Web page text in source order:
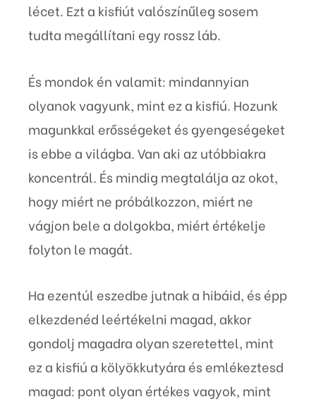
lécet. Ezt a kisfiút valószínűleg sosem
tudta megállítani egy rossz láb.
És mondok én valamit: mindannyian
olyanok vagyunk, mint ez a kisfiú. Hozunk
magunkkal erősségeket és gyengeségeket
is ebbe a világba. Van aki az utóbbiakra
koncentrál. És mindig megtalálja az okot,
hogy miért ne próbálkozzon, miért ne
vágjon bele a dolgokba, miért értékelje
folyton le magát.
Ha ezentúl eszedbe jutnak a hibáid, és épp
elkezdenéd leértékelni magad, akkor
gondolj magadra olyan szeretettel, mint
ez a kisfiú a kölyökkutyára és emlékeztesd
magad: pont olyan értékes vagyok, mint